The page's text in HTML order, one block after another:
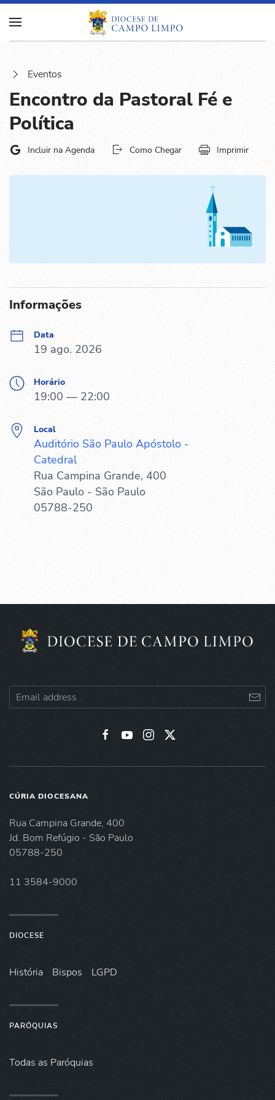
Eventos
Encontro da Pastoral Fé e
Política
Incluir na Agenda Como Chegar Imprimir
Informações
Data
19 ago. 2026
Horário
19:00 — 22:00
Local
Auditório São Paulo Apóstolo -
Catedral
Rua Campina Grande, 400
São Paulo - São Paulo
05788-250
CÚRIA DIOCESANA
Rua Campina Grande, 400
Jd. Bom Refúgio - São Paulo
05788-250
11 3584-9000
DIOCESE
História Bispos LGPD
PARÓQUIAS
Todas as Paróquias